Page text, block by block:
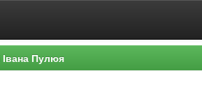
Івана Пулюя